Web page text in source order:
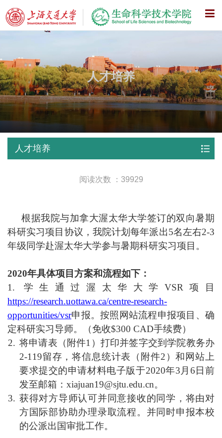
X
人才培养
人才培养
阅读次数 ：39929
根据我院与加拿大渥太华大学签订的双向暑期
科研实习项目协议，我院计划每年派出5名左右2-3
年级同学赴渥太华大学参与暑期科研实习项目。
2020年具体项目方案和流程如下：
1. 学生通过渥太华大学VSR项目
https://research.uottawa.ca/centre-research-
opportunities/vsr申报。按照网站流程申报项目、确
定科研实习导师。 （免收$300 CAD手续费）
将申请表（附件1）打印并签字交到学院教务办
2-119留存，将信息统计表（附件2）和网站上
要求提交的申请材料电子版于2020年3月6日前
发至邮箱：xiajuan19@sjtu.edu.cn。
获得对方导师认可并同意接收的同学，将由对
方国际部协助办理录取流程。并同时申报本校
的公派出国审批工作。